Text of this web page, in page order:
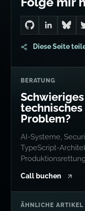
Go to Dan's
Connect
Diese Seite
BERATUNG
Schwieriges
technisches
Problem?
AI-Systeme,
TypeScript-
Call buchen
ÄHNLICHE ARTIKEL